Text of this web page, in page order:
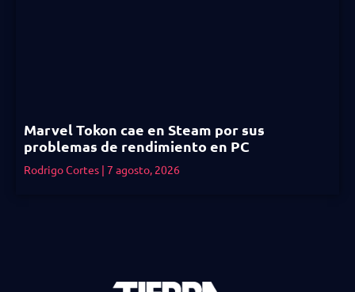
Marvel Tokon cae en Steam por sus
problemas de rendimiento en PC
Rodrigo Cortes 7 agosto, 2026